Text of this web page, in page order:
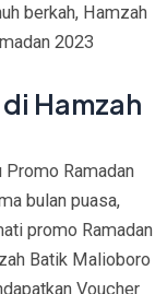
berkah, Hamzah
2023
Hamzah
Promo Ramadan
bulan puasa,
promo Ramadan
Batik Malioboro
Voucher